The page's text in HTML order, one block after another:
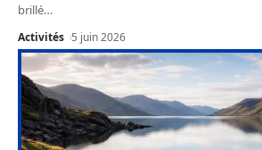
brillé…
Activités 5 juin 2026